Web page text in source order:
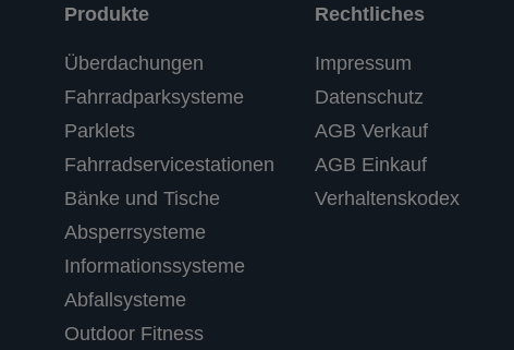
Produkte
Überdachungen
Fahrradparksysteme
Parklets
Fahrradservicestationen
Bänke und Tische
Absperrsysteme
Informationssysteme
Abfallsysteme
Outdoor Fitness
Rechtliches
Impressum
Datenschutz
AGB Verkauf
AGB Einkauf
Verhaltenskodex